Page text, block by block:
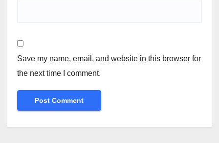
Save my name, email, and website in this browser for
the next time I comment.